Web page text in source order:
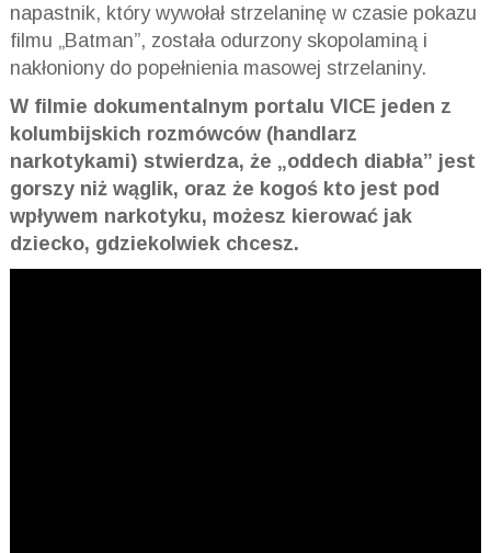
napastnik, który wywołał strzelaninę w czasie pokazu
filmu „Batman”, została odurzony skopolaminą i
nakłoniony do popełnienia masowej strzelaniny.
W filmie dokumentalnym portalu VICE jeden z
kolumbijskich rozmówców (handlarz
narkotykami) stwierdza, że „oddech diabła” jest
gorszy niż wąglik, oraz że kogoś kto jest pod
wpływem narkotyku, możesz kierować jak
dziecko, gdziekolwiek chcesz.